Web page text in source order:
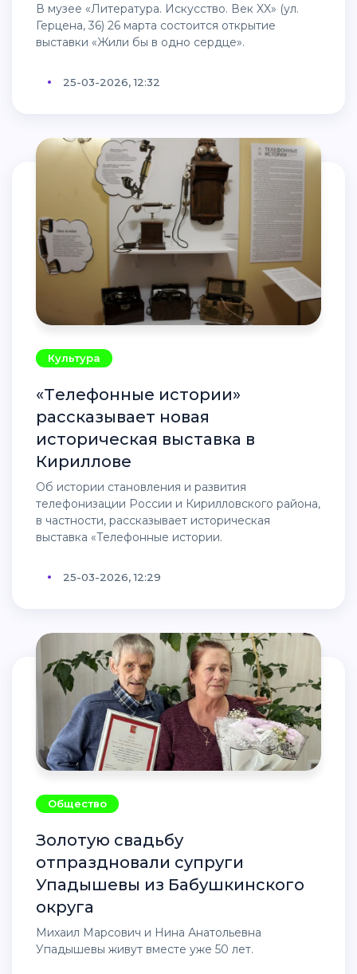
В музее «Литература. Искусство. Век XX» (ул.
Герцена, 36) 26 марта состоится открытие
выставки «Жили бы в одно сердце».
25-03-2026, 12:32
Культура
«Телефонные истории»
рассказывает новая
историческая выставка в
Кириллове
Об истории становления и развития
телефонизации России и Кирилловского района,
в частности, рассказывает историческая
выставка «Телефонные истории.
25-03-2026, 12:29
Общество
Золотую свадьбу
отпраздновали супруги
Упадышевы из Бабушкинского
округа
Михаил Марсович и Нина Анатольевна
Упадышевы живут вместе уже 50 лет.